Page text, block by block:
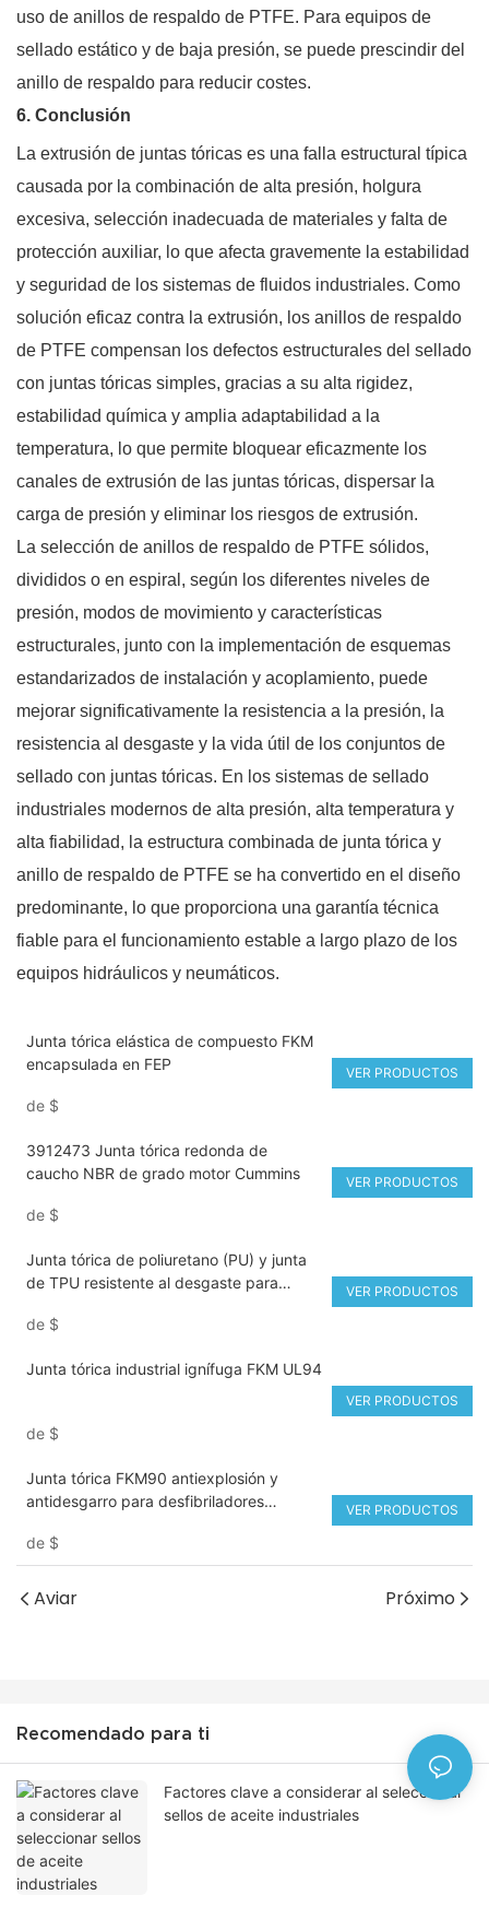
uso de anillos de respaldo de PTFE. Para equipos de
sellado estático y de baja presión, se puede prescindir del
anillo de respaldo para reducir costes.
6. Conclusión
La extrusión de juntas tóricas es una falla estructural típica
causada por la combinación de alta presión, holgura
excesiva, selección inadecuada de materiales y falta de
protección auxiliar, lo que afecta gravemente la estabilidad
y seguridad de los sistemas de fluidos industriales. Como
solución eficaz contra la extrusión, los anillos de respaldo
de PTFE compensan los defectos estructurales del sellado
con juntas tóricas simples, gracias a su alta rigidez,
estabilidad química y amplia adaptabilidad a la
temperatura, lo que permite bloquear eficazmente los
canales de extrusión de las juntas tóricas, dispersar la
carga de presión y eliminar los riesgos de extrusión.
La selección de anillos de respaldo de PTFE sólidos,
divididos o en espiral, según los diferentes niveles de
presión, modos de movimiento y características
estructurales, junto con la implementación de esquemas
estandarizados de instalación y acoplamiento, puede
mejorar significativamente la resistencia a la presión, la
resistencia al desgaste y la vida útil de los conjuntos de
sellado con juntas tóricas. En los sistemas de sellado
industriales modernos de alta presión, alta temperatura y
alta fiabilidad, la estructura combinada de junta tórica y
anillo de respaldo de PTFE se ha convertido en el diseño
predominante, lo que proporciona una garantía técnica
fiable para el funcionamiento estable a largo plazo de los
equipos hidráulicos y neumáticos.
Junta tórica elástica de compuesto FKM
encapsulada en FEP
de $
VER PRODUCTOS
3912473 Junta tórica redonda de
caucho NBR de grado motor Cummins
de $
VER PRODUCTOS
Junta tórica de poliuretano (PU) y junta
de TPU resistente al desgaste para
de $
VER PRODUCTOS
Junta tórica industrial ignífuga FKM UL94
de $
VER PRODUCTOS
Junta tórica FKM90 antiexplosión y
antidesgarro para desfibriladores
de $
VER PRODUCTOS
Aviar Próximo
Recomendado para ti
Factores clave a considerar al seleccionar
sellos de aceite industriales